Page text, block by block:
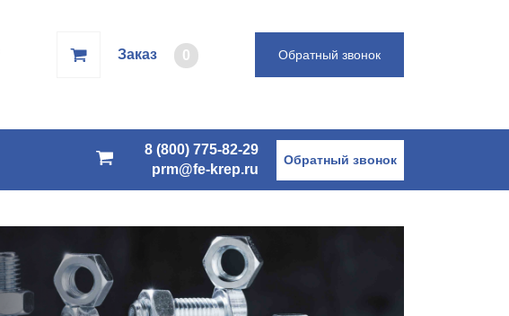
Заказ 0 Обратный звонок
8 (800) 775-82-29
prm@fe-krep.ru
Обратный звонок